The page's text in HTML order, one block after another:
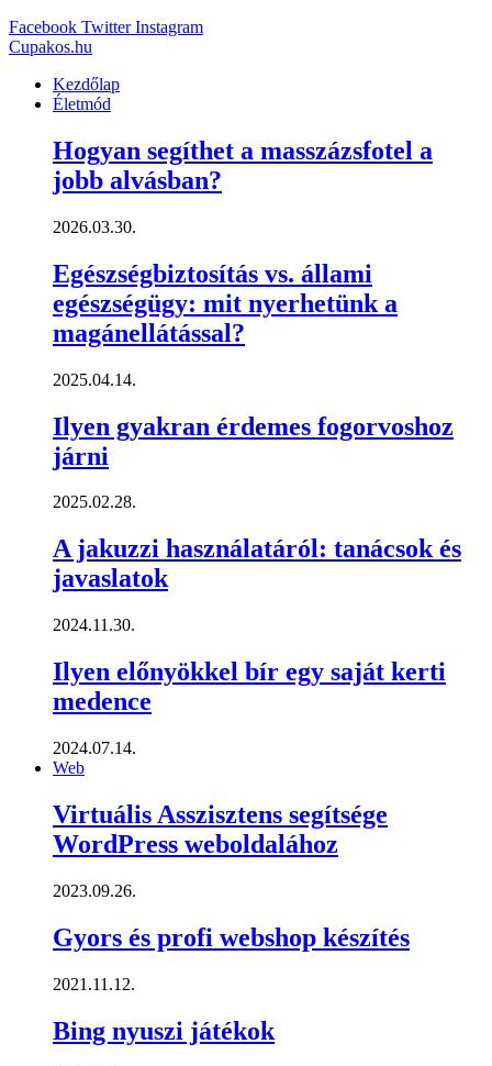
Facebook Twitter Instagram
Cupakos.hu
Kezdőlap
Életmód
Hogyan segíthet a masszázsfotel a
jobb alvásban?
2026.03.30.
Egészségbiztosítás vs. állami
egészségügy: mit nyerhetünk a
magánellátással?
2025.04.14.
Ilyen gyakran érdemes fogorvoshoz
járni
2025.02.28.
A jakuzzi használatáról: tanácsok és
javaslatok
2024.11.30.
Ilyen előnyökkel bír egy saját kerti
medence
2024.07.14.
Web
Virtuális Asszisztens segítsége
WordPress weboldalához
2023.09.26.
Gyors és profi webshop készítés
2021.11.12.
Bing nyuszi játékok